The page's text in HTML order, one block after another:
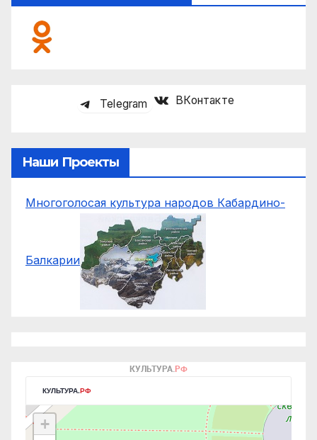
Telegram ВКонтакте
Наши Проекты
Многоголосая культура народов Кабардино-
Балкарии